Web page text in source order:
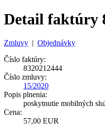
Detail faktúry
Zmluvy | Objednávky
Číslo faktúry:
8320212444
Číslo zmluvy:
15/2020
Popis plnenia:
poskytnutie mobilných
Cena:
57,00 EUR